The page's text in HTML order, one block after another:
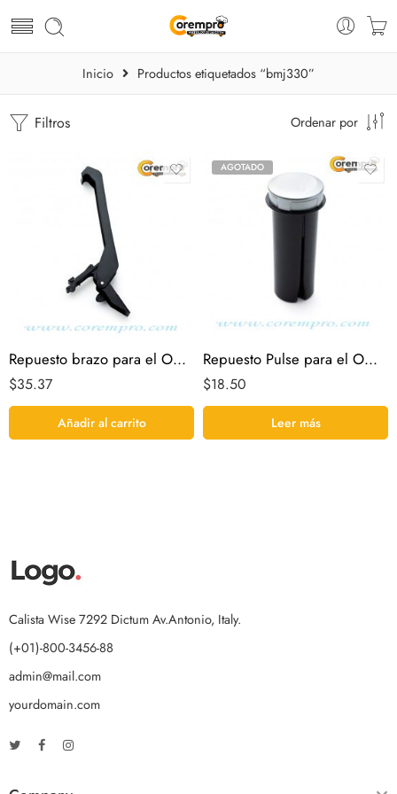
Inicio Productos etiquetados “bmj330”
Filtros Ordenar por
Repuesto brazo para el Omega bmj330
$35.37
Añadir al carrito
AGOTADO
Repuesto Pulse para el Omega bmj330
$18.50
Leer más
Calista Wise 7292 Dictum Av.Antonio, Italy.
(+01)-800-3456-88
admin@mail.com
yourdomain.com